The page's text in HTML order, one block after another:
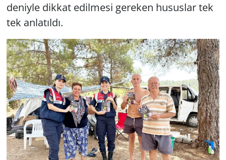
de­niy­le dik­kat edil­me­si ge­re­ken hu­sus­lar tek
tek an­la­tıl­dı.